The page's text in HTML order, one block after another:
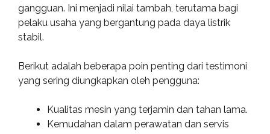
gangguan. Ini menjadi nilai tambah, terutama bagi
pelaku usaha yang bergantung pada daya listrik
stabil.
Berikut adalah beberapa poin penting dari testimoni
yang sering diungkapkan oleh pengguna:
Kualitas mesin yang terjamin dan tahan lama.
Kemudahan dalam perawatan dan servis